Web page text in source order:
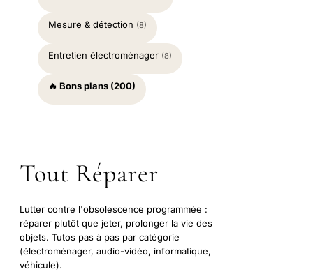
Mesure & détection (8)
Entretien électroménager (8)
🔥 Bons plans (200)
Tout Réparer
Lutter contre l'obsolescence programmée :
réparer plutôt que jeter, prolonger la vie des
objets. Tutos pas à pas par catégorie
(électroménager, audio-vidéo, informatique,
véhicule).